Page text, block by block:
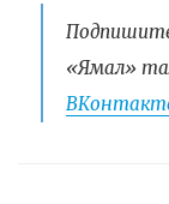
«Ямал»